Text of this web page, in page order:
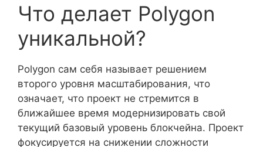
Что делает Polygon
уникальной?
Polygon сам себя называет решением
второго уровня масштабирования, что
означает, что проект не стремится в
ближайшее время модернизировать свой
текущий базовый уровень блокчейна. Проект
фокусируется на снижении сложности